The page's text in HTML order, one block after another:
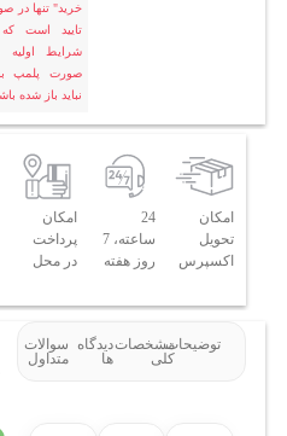
خرید" تنها در
تایید است که
شرایط اولیه
صورت پلمپ
نباید باز شده
امکان
تحویل
اکسپرس
24
ساعته، 7
روز هفته
امکان
پرداخت
در محل
توضیحاتمشخصات
کلی
دیدگاه
ها
سوالات
متداول